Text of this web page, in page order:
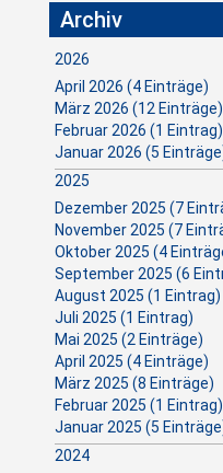
Archiv
2026
April 2026 (4 Einträge)
März 2026 (12 Einträge)
Februar 2026 (1 Eintrag)
Januar 2026 (5
2025
Dezember 2025 (7
November 2025 (7
Oktober 2025 (4
September 2025 (6
August 2025 (1 Eintrag)
Juli 2025 (1 Eintrag)
Mai 2025 (2 Einträge)
April 2025 (4 Einträge)
März 2025 (8 Einträge)
Februar 2025 (1 Eintrag)
Januar 2025 (5
2024